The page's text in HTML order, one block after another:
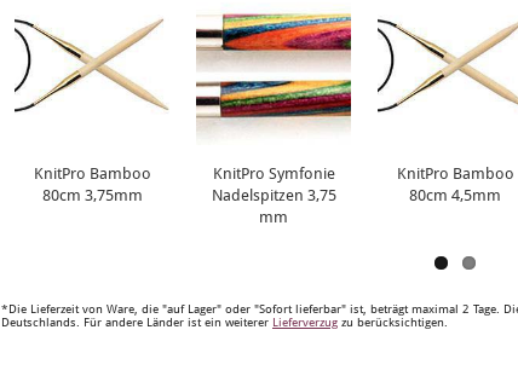
KnitPro Bamboo
80cm 3,75mm
KnitPro Symfonie
Nadelspitzen 3,75
mm
KnitPro Bamboo
80cm 4,5mm
*Die Lieferzeit von Ware, die "auf Lager" oder "Sofort lieferbar" ist, beträgt maximal 2 Tage.
Deutschlands. Für andere Länder ist ein weiterer Lieferverzug zu berücksichtigen.